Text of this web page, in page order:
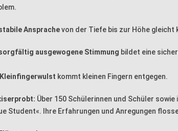
Ansprachevon der Tiefe bis zur Höhe gleicht
ausgewogene Stimmung bildet eine
Kleinfingerwulst kommt kleinen Fingern entgegen.
Über 150 Schülerinnen und Schüler
Student«. Ihre Erfahrungen und Anregungen